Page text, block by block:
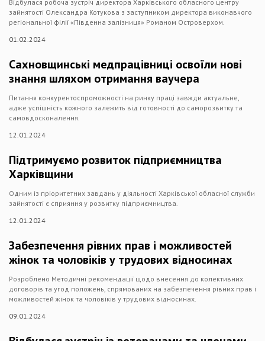
Відбулася робоча зустріч директора Харківського обласного центру
зайнятості Олександра Котукова з заступником директора виконавчого
регіональної філії «Південна залізниця» Романом Островерхом.
01.02.2024
Сахновщинські медпрацівниці освоїли нові
знання шляхом отримання ваучера
Питання конкурентоспроможності на ринку праці завжди актуальне,
адже успішність кожного залежить від готовності до саморозвитку та
самовдосконалення.
12.01.2024
Підтримуємо розвиток підприємництва
Харківщини
Одним із пріоритетних завдань у діяльності Харківської обласної служби
зайнятості є сприяння у розвитку підприємництва.
12.01.2024
Забезпечення рівних прав і можливостей
жінок та чоловіків у трудових відносинах
Розроблено Методичні рекомендації щодо внесення до колективних
договорів та угод положень, спрямованих на забезпечення рівних прав і
можливостей жінок та чоловіків у трудових відносинах.
09.01.2024